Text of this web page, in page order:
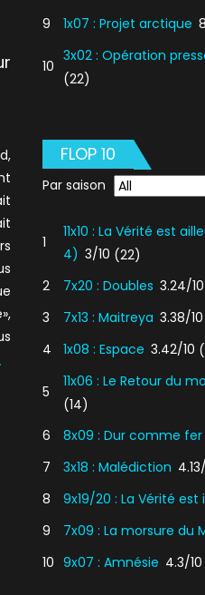
9
1x07 : Projet arctique
10
3x02 : Opération
(22)
FLOP 10
Par saison
1
11x10 : La Vérité est
4) 3/10 (22)
2
7x20 : Doubles 3.24/10
3
7x13 : Maitreya 3.38/10
4
1x08 : Espace 3.42/10
5
11x06 : Le Retour du
(14)
6
8x09 : Dur comme fer
7
3x18 : Malédiction
8
9x19/20 : La Vérité est
9
7x09 : La morsure du
10 9x07 : Amnésie 4.3/10